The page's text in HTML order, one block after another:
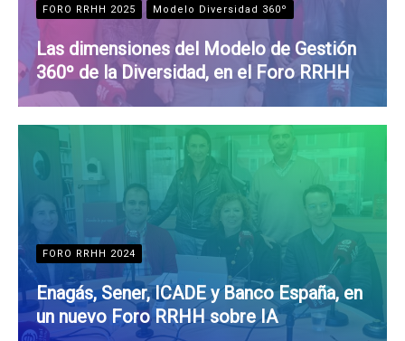
FORO RRHH 2025 Modelo Diversidad 360º
Las dimensiones del Modelo de Gestión
360º de la Diversidad, en el Foro RRHH
FORO RRHH 2024
Enagás, Sener, ICADE y Banco España, en
un nuevo Foro RRHH sobre IA